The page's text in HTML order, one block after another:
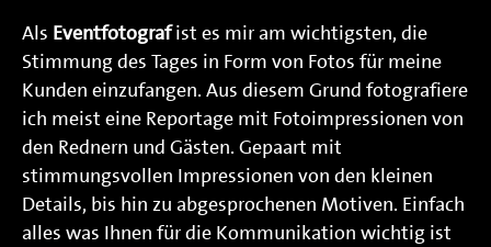
Als Eventfotografist es mir am wichtigsten, die
Stimmung des Tages in Form von Fotos für meine
Kunden einzufangen. Aus diesem Grund fotografiere
ich meist eine Reportage mit Fotoimpressionen von
den Rednern und Gästen. Gepaart mit
stimmungsvollen Impressionen von den kleinen
Details, bis hin zu abgesprochenen Motiven. Einfach
alles was Ihnen für die Kommunikation wichtig ist